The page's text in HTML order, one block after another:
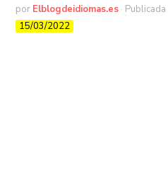
por Elblogdeidiomas.es · Publicada
15/03/2022